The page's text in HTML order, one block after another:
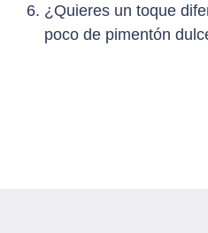
¿Quieres un toque
poco de pimentón